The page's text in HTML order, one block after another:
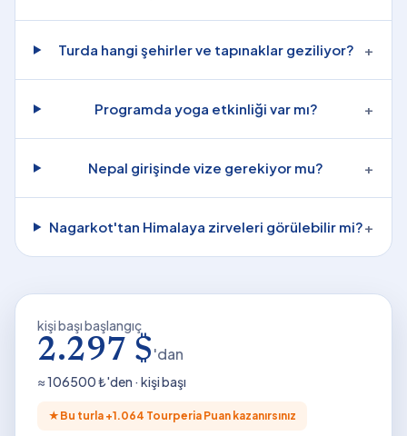
Turda hangi şehirler ve tapınaklar geziliyor? +
Programda yoga etkinliği var mı? +
Nepal girişinde vize gerekiyor mu? +
Nagarkot'tan Himalaya zirveleri görülebilir mi?+
kişi başı başlangıç
2.297 $'dan
≈106500₺'den · kişi başı
★ Bu turla +1.064 Tourperia Puan kazanırsınız